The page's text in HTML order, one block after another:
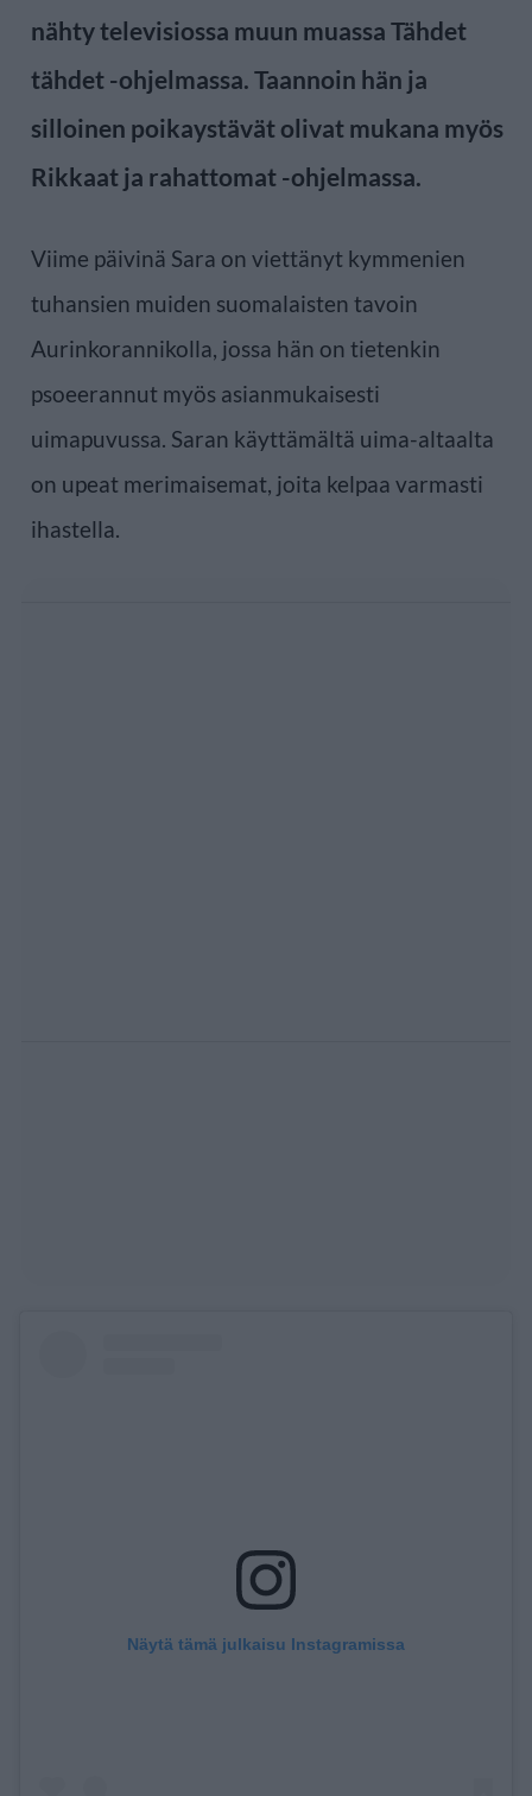
nähty televisiossa muun muassa Tähdet
tähdet -ohjelmassa. Taannoin hän ja
silloinen poikaystävät olivat mukana myös
Rikkaat ja rahattomat -ohjelmassa.
Viime päivinä Sara on viettänyt kymmenien
tuhansien muiden suomalaisten tavoin
Aurinkorannikolla, jossa hän on tietenkin
psoeerannut myös asianmukaisesti
uimapuvussa. Saran käyttämältä uima-altaalta
on upeat merimaisemat, joita kelpaa varmasti
ihastella.
Näytä tämä julkaisu Instagramissa